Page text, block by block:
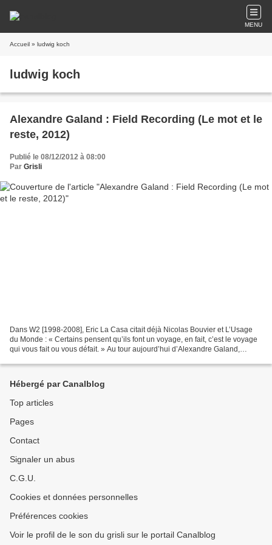
MENU
Accueil » ludwig koch
ludwig koch
Alexandre Galand : Field Recording (Le mot et le
reste, 2012)
Publié le 08/12/2012 à 08:00
Par Grisli
Dans W2 [1998-2008], Eric La Casa citait déjà Nicolas Bouvier et L’Usage
du Monde : « Certains pensent qu’ils font un voyage, en fait, c’est le voyage
qui vous fait ou vous défait. » Au tour aujourd’hui d’Alexandre Galand,
Hébergé par Canalblog
Top articles
Pages
Contact
Signaler un abus
C.G.U.
Cookies et données personnelles
Préférences cookies
Voir le profil de le son du grisli sur le portail Canalblog